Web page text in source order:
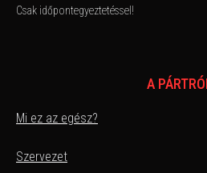
Csak időpontegyeztetéssel!
A
Mi ez az egész?
Szervezet